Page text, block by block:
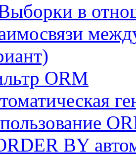
в
ORM
BY